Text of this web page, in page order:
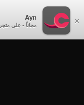
×
Ayn
مجاناً - على متجر Google Play